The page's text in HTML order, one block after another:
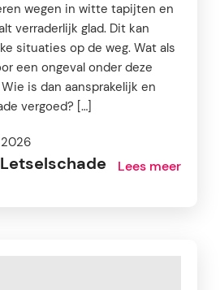
wegen in witte tapijten en
verraderlijk glad. Dit kan
situaties op de weg. Wat als
een ongeval onder deze
is dan aansprakelijk en
vergoed? […]
2026
Lees meer